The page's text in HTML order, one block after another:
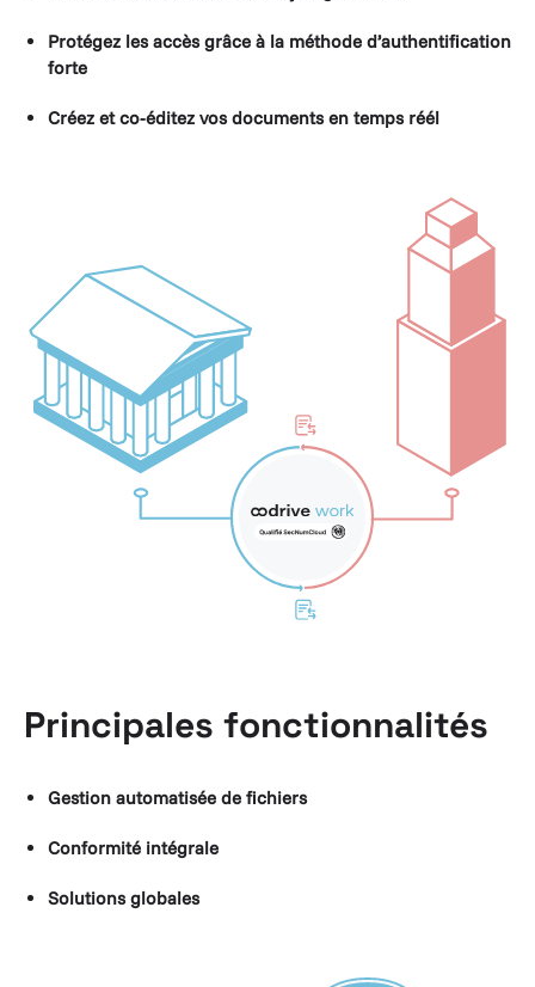
Protégez les accès grâce à la méthode d’authentification
forte
Créez et co-éditez vos documents en temps réél
Principales fonctionnalités
Gestion automatisée de fichiers
Conformité intégrale
Solutions globales